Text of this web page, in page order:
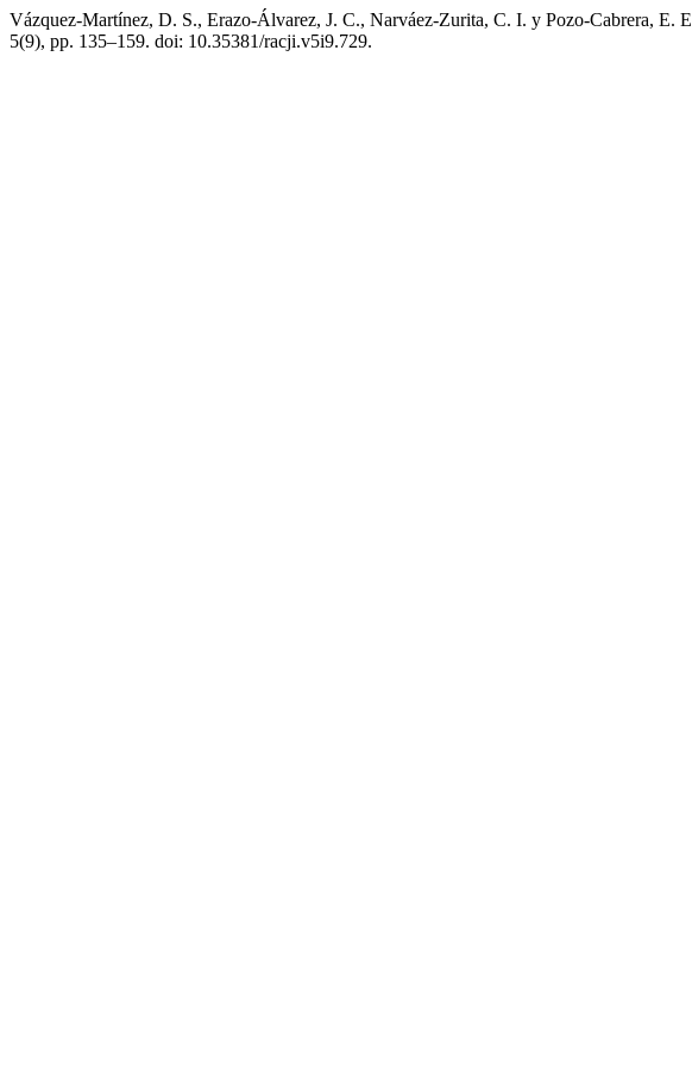
Vázquez-Martínez, D. S., Erazo-Álvarez, J. C., Narváez-Zurita, C. I. y Pozo-Cabrera, E.
5(9), pp. 135–159. doi: 10.35381/racji.v5i9.729.